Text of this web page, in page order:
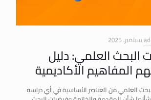
العلمي: دليل
المفاهيم الأكاديمية
العلمي من العناصر الأساسية في أي دراسة